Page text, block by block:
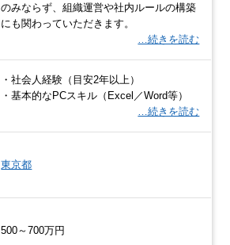
のみならず、組織運営や社内ルールの構築
にも関わっていただきます。
…続きを読む
・社会人経験（目安2年以上）
・基本的なPCスキル（Excel／Word等）
…続きを読む
東京都
500～700万円